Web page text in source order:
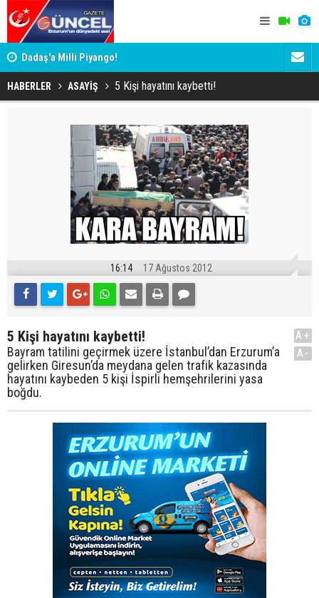
Dadaş'a Milli Piyango! Dadaş'a
HABERLER ASAYİŞ 5 Kişi hayatını kaybetti!
16:14 17 Ağustos 2012
5 Kişi hayatını kaybetti!
Bayram tatilini geçirmek üzere İstanbul’dan Erzurum’a
gelirken Giresun’da meydana gelen trafik kazasında
hayatını kaybeden 5 kişi İspirli hemşehrilerini yasa
boğdu.
A+
A-